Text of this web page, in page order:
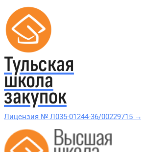
Тульская
школа
закупок
Лицензия № Л035-01244-36/00229715 →
Проверить в реестре Рособрнадзора →